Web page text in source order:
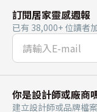
訂閱居家靈感週報
已有 38,000+ 位讀者
你是設計師或廠商
建立設計師或品牌檔